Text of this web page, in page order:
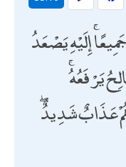
إِلَيْهِ يَصْعَدُ
يَرْفَعُهُ
عَذَابٌ شَدِيدٌ